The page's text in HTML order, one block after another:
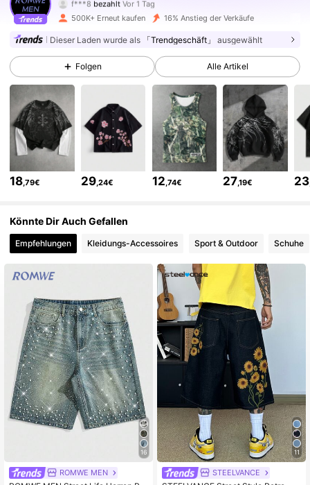
j***1istVor 5 Minutengefolgt
4,81 668K Follower
4,81 668K Follower
4,81 668K Follower
4,81 668K Follower
4,81 668K Follower
668K Follower
500K+ Erneut kaufen 16% Anstieg der Verkäufe
Dieser Laden wurde als 「Trendgeschäft」 ausgewählt
Folgen Alle Artikel
18,79€ 29,24€ 12,74€ 27,19€ 23
Könnte Dir Auch Gefallen
Empfehlungen Kleidungs-Accessoires Sport & Outdoor Schuhe
16
ROMWE MEN
11
STEELVANCE